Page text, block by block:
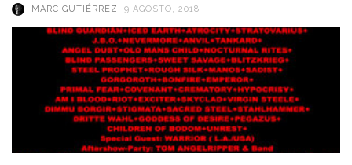
MARC GUTIÉRREZ , 9 AGOSTO, 2018